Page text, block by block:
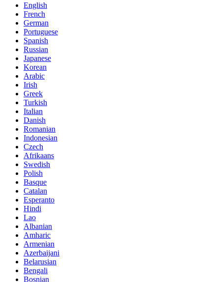
English
French
German
Portuguese
Spanish
Russian
Japanese
Korean
Arabic
Irish
Greek
Turkish
Italian
Danish
Romanian
Indonesian
Czech
Afrikaans
Swedish
Polish
Basque
Catalan
Esperanto
Hindi
Lao
Albanian
Amharic
Armenian
Azerbaijani
Belarusian
Bengali
Bosnian